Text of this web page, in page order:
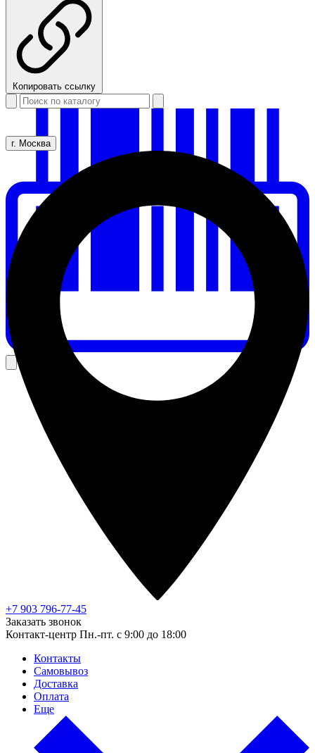
Копировать ссылку
+7 903 796-77-45
Заказать звонок
Контакт-центр Пн.-пт. с 9:00 до 18:00
Контакты
Самовывоз
Доставка
Оплата
Еще